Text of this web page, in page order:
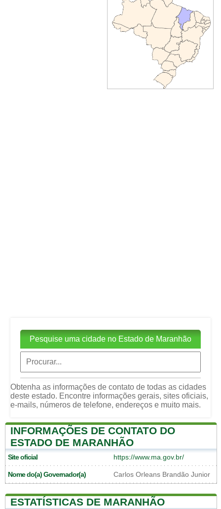
Pesquise uma cidade no Estado de Maranhão
Obtenha as informações de contato de todas as cidades
deste estado. Encontre informações gerais, sites oficiais,
e-mails, números de telefone, endereços e muito mais.
INFORMAÇÕES DE CONTATO DO
ESTADO DE MARANHÃO
Site oficial https://www.ma.gov.br/
Nome do(a) Governador(a) Carlos Orleans Brandão Junior
ESTATÍSTICAS DE MARANHÃO